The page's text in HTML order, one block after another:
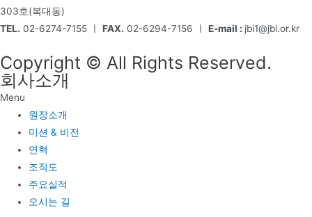
303호(복대동)
TEL. 02-6274-7155 ㅣ FAX. 02-6294-7156 ㅣ E-mail : jbi1@jbi.or.kr
Copyright © All Rights Reserved.
회사소개
Menu
원장소개
미션 & 비전
연혁
조직도
주요실적
오시는 길